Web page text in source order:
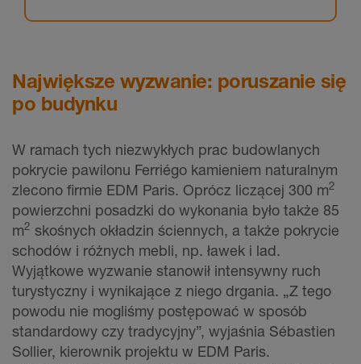
Największe wyzwanie: poruszanie się
po budynku
W ramach tych niezwykłych prac budowlanych
pokrycie pawilonu Ferriégo kamieniem naturalnym
zlecono firmie EDM Paris. Oprócz liczącej 300 m2
powierzchni posadzki do wykonania było także 85
m2 skośnych okładzin ściennych, a także pokrycie
schodów i różnych mebli, np. ławek i lad.
Wyjątkowe wyzwanie stanowił intensywny ruch
turystyczny i wynikające z niego drgania. „Z tego
powodu nie mogliśmy postępować w sposób
standardowy czy tradycyjny”, wyjaśnia Sébastien
Sollier, kierownik projektu w EDM Paris.